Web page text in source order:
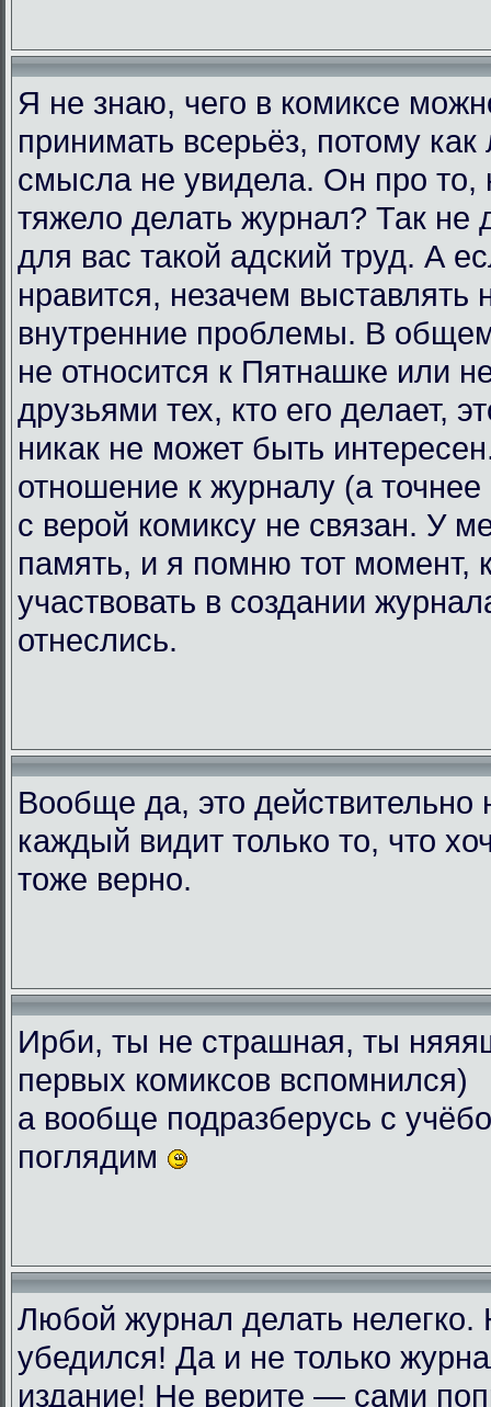
Я не знаю, чего в комиксе
принимать всерьёз, потому
смысла не увидела. Он про то,
тяжело делать журнал? Так не
для вас такой адский труд. А
нравится, незачем выставлять
внутренние проблемы. В
не относится к Пятнашке или
друзьями тех, кто его делает,
никак не может быть
отношение к журналу (а точнее
с верой комиксу не связан. У
память, и я помню тот момент,
участвовать в создании
отнеслись.
Вообще да, это действительно
каждый видит только то, что
тоже верно.
Ирби, ты не страшная, ты
первых комиксов вспомнился)
а вообще подразберусь с
поглядим
Любой журнал делать
убедился! Да и не только
издание! Не верите — сами